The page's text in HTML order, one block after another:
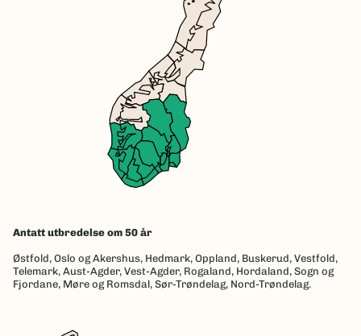
Antatt utbredelse om 50 år
Østfold, Oslo og Akershus, Hedmark, Oppland, Buskerud, Vestfold,
Telemark, Aust-Agder, Vest-Agder, Rogaland, Hordaland, Sogn og
Fjordane, Møre og Romsdal, Sør-Trøndelag, Nord-Trøndelag.